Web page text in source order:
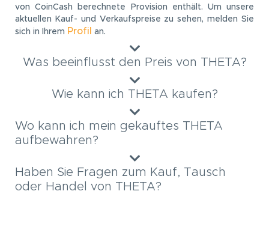
von CoinCash berechnete Provision enthält. Um unsere
aktuellen Kauf- und Verkaufspreise zu sehen, melden Sie
sich in Ihrem Profil an.
Was beeinflusst den Preis von THETA?
Wie kann ich THETA kaufen?
Wo kann ich mein gekauftes THETA
aufbewahren?
Haben Sie Fragen zum Kauf, Tausch
oder Handel von THETA?